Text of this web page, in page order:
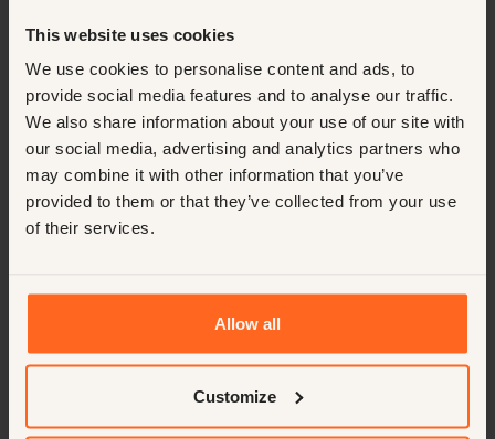
This website uses cookies
We use cookies to personalise content and ads, to
provide social media features and to analyse our traffic.
We also share information about your use of our site with
our social media, advertising and analytics partners who
may combine it with other information that you’ve
provided to them or that they’ve collected from your use
of their services.
Allow all
Customize
“ As we own a wonderful Michelin star
Restaurant, also our Human Resources
Management is key. With
CourtesyMasters, we found a partner that
is our businesspartner at all times, as
together we develop and manage talent.
Personally and business wise.